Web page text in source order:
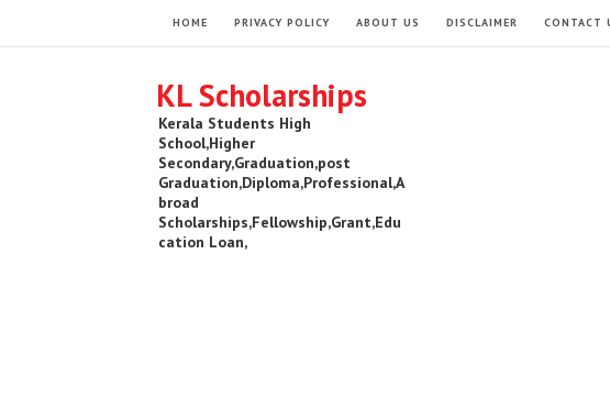
HOME PRIVACY POLICY ABOUT US DISCLAIMER CONTACT
KL Scholarships
Kerala Students High
School,Higher
Secondary,Graduation,post
Graduation,Diploma,Professional,A
broad
Scholarships,Fellowship,Grant,Edu
cation Loan,